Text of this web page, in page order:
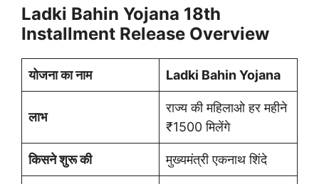
Ladki Bahin Yojana 18th
Installment Release Overview
योजना का नाम Ladki Bahin Yojana
लाभ
राज्य की महिलाओ हर महीने
₹1500 मिलेंगे
किसने शुरू की मुख्यमंत्री एकनाथ शिंदे